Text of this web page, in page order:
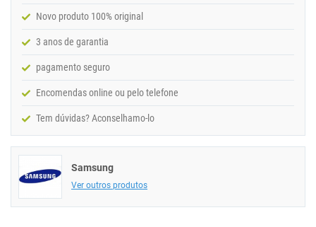
Novo produto 100% original
3 anos de garantia
pagamento seguro
Encomendas online ou pelo telefone
Tem dúvidas? Aconselhamo-lo
Samsung
Ver outros produtos